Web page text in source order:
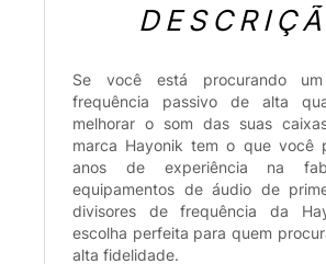
Se você está procurando
frequência passivo de alta
melhorar o som das suas
marca Hayonik tem o que você
anos de experiência na
equipamentos de áudio de
divisores de frequência da
escolha perfeita para quem
alta fidelidade.